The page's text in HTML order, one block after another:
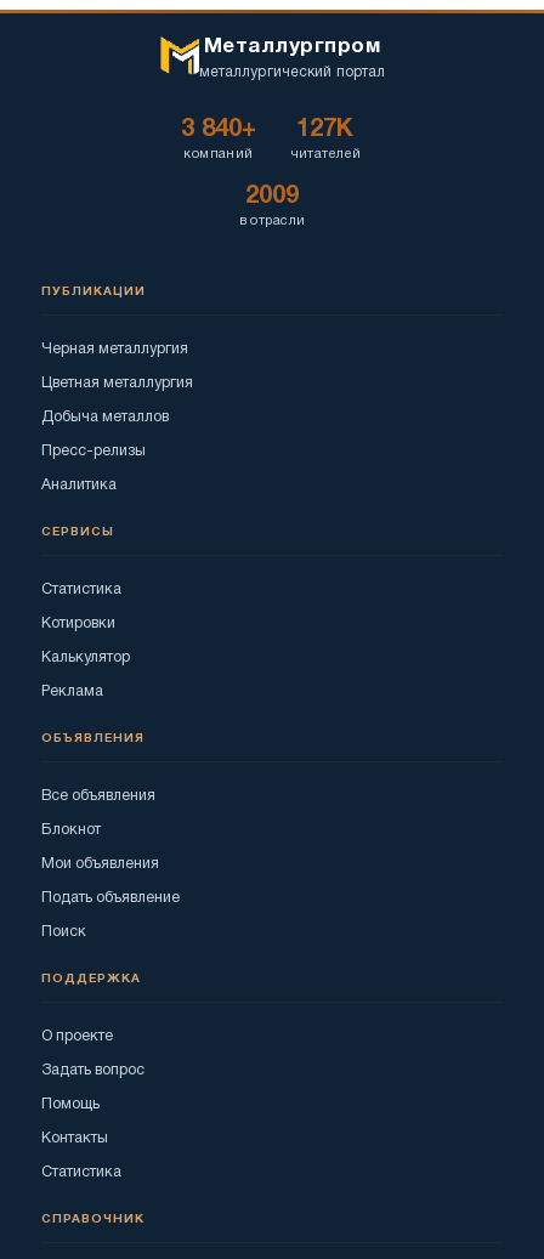
Металлургпром
металлургический портал
3 840+
компаний
127K
читателей
2009
в отрасли
ПУБЛИКАЦИИ
Черная металлургия
Цветная металлургия
Добыча металлов
Пресс-релизы
Аналитика
СЕРВИСЫ
Статистика
Котировки
Калькулятор
Реклама
ОБЪЯВЛЕНИЯ
Все объявления
Блокнот
Мои объявления
Подать объявление
Поиск
ПОДДЕРЖКА
О проекте
Задать вопрос
Помощь
Контакты
Статистика
СПРАВОЧНИК